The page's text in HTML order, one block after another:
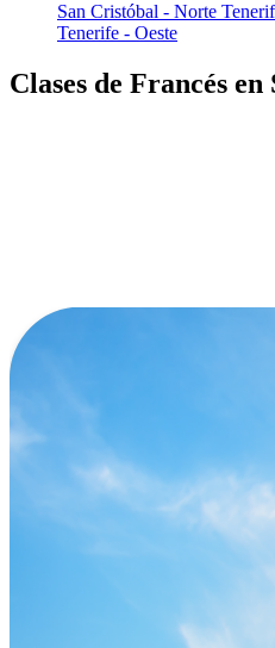
San Cristóbal - Norte
Tenerife - Oeste
Clases de Francés